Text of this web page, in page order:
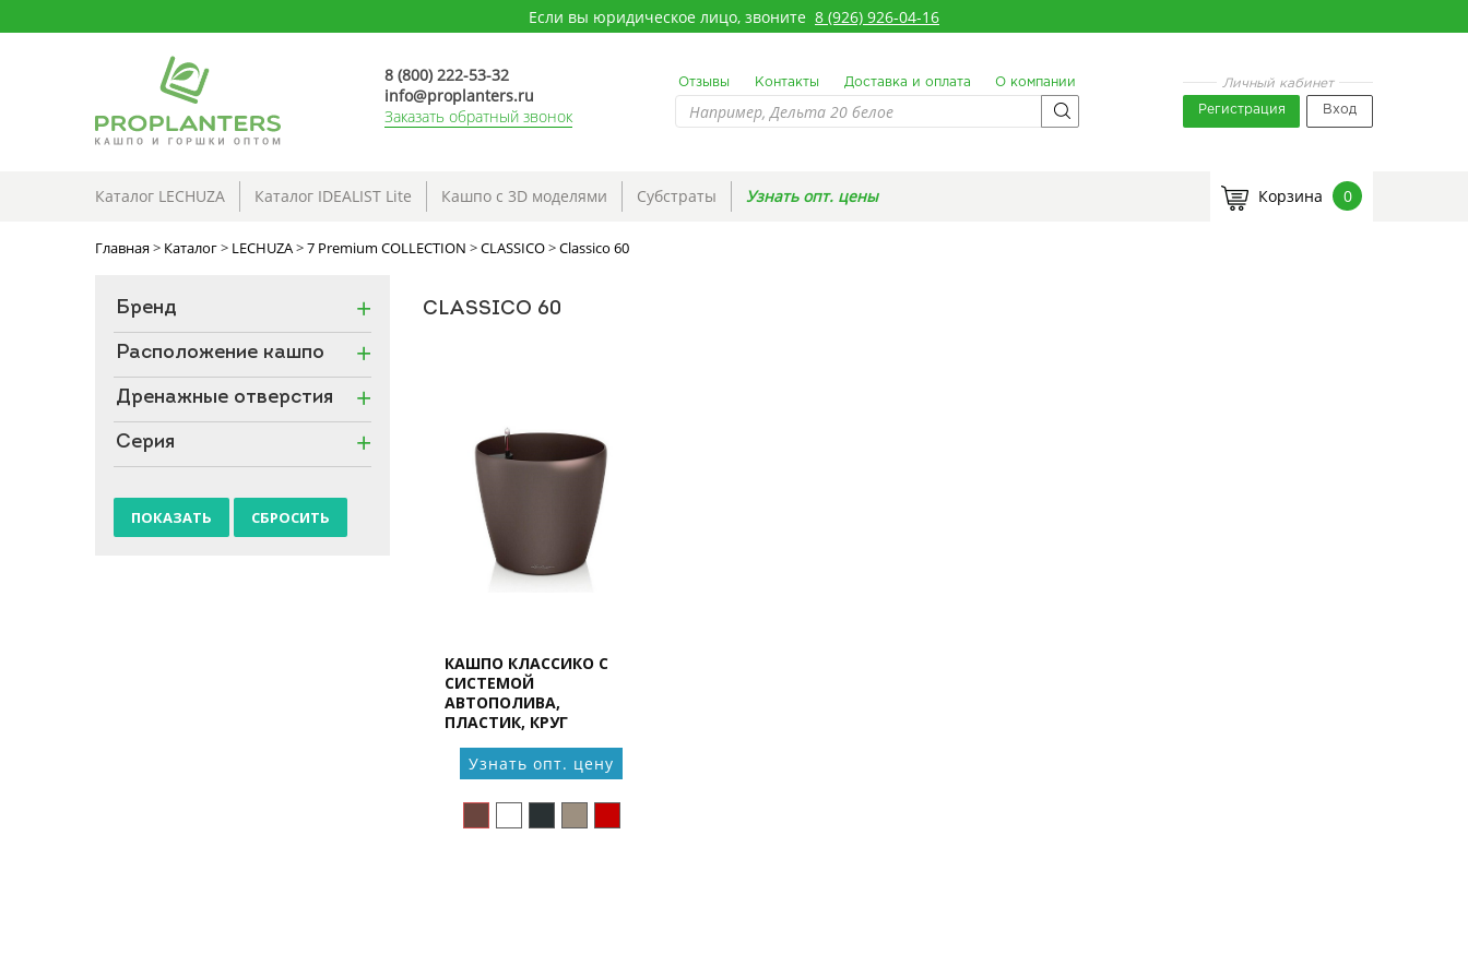
Если вы юридическое лицо, звоните 8 (926) 926-04-16
8 (800) 222-53-32
info@proplanters.ru
Заказать обратный звонок
Отзывы Контакты Доставка и оплата О компании Личный кабинет
Регистрация Вход
Каталог LECHUZA Каталог IDEALIST Lite Кашпо с 3D моделями Субстраты Узнать опт. цены Корзина 0
Главная> Каталог> LECHUZA>7 Premium COLLECTION >CLASSICO>Classico 60
Бренд
Расположение кашпо
Дренажные отверстия
Серия
CLASSICO 60
КАШПО КЛАССИКО С
СИСТЕМОЙ
АВТОПОЛИВА,
ПЛАСТИК, КРУГ
Узнать опт. цену